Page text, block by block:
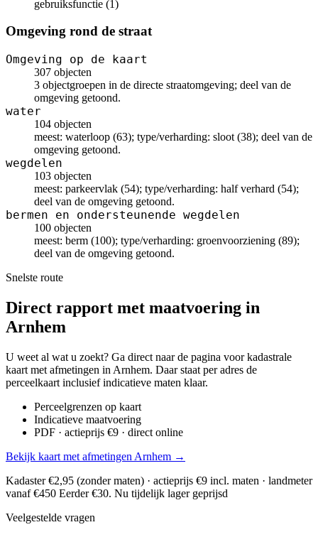
gebruiksfunctie (1)
Omgeving rond de straat
Omgeving op de kaart
307 objecten
3 objectgroepen in de directe straatomgeving; deel van de
omgeving getoond.
water
104 objecten
meest: waterloop (63); type/verharding: sloot (38); deel van de
omgeving getoond.
wegdelen
103 objecten
meest: parkeervlak (54); type/verharding: half verhard (54);
deel van de omgeving getoond.
bermen en ondersteunende wegdelen
100 objecten
meest: berm (100); type/verharding: groenvoorziening (89);
deel van de omgeving getoond.
Snelste route
Direct rapport met maatvoering in
Arnhem
U weet al wat u zoekt? Ga direct naar de pagina voor kadastrale
kaart met afmetingen in Arnhem. Daar staat per adres de
perceelkaart inclusief indicatieve maten klaar.
Perceelgrenzen op kaart
Indicatieve maatvoering
PDF · actieprijs €9 · direct online
Bekijk kaart met afmetingen Arnhem →
Kadaster €2,95 (zonder maten) · actieprijs €9 incl. maten · landmeter
vanaf €450 Eerder €30. Nu tijdelijk lager geprijsd
Veelgestelde vragen